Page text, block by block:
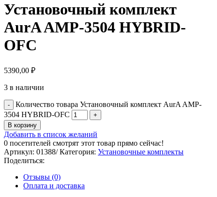
Установочный комплект
AurA AMP-3504 HYBRID-
OFC
5390,00 ₽
3 в наличии
Количество товара Установочный комплект AurA AMP-
3504 HYBRID-OFC
В корзину
Добавить в список желаний
0 посетителей смотрят этот товар прямо сейчас!
Артикул: 01388/Категория: Установочные комплекты
Поделиться:
Отзывы (0)
Оплата и доставка